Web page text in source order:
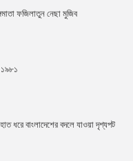
ফজিলাতুন নেছা মুজিব
১৯৮১
ধরে বাংলাদেশের বদলে যাওয়া দৃশ্যপট